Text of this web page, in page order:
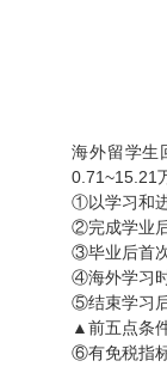
海外留学生
0.71~15.21
①以学习和
②完成学业
③毕业后首
④海外学习
⑤结束学习
▲前五点条
⑥有免税指